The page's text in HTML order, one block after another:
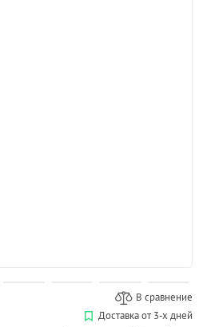
В сравнение
Доставка от 3-х дней